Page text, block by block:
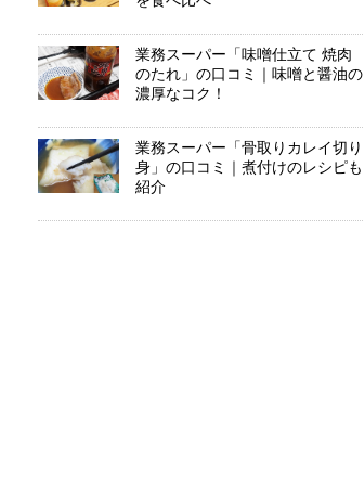
業務スーパー「味噌仕立て 焼肉
のたれ」の口コミ｜味噌と醤油の
濃厚なコク！
業務スーパー「骨取りカレイ切り
身」の口コミ｜煮付けのレシピも
紹介